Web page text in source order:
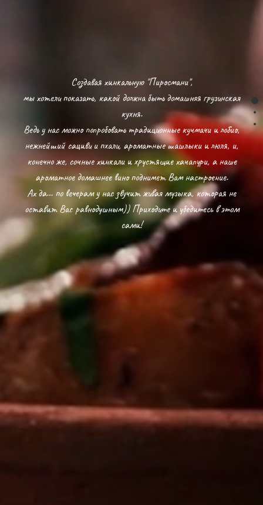
Создавая хинкальную "Пиросмани",
мы хотели показать, какой должна быть домашняя грузинская
кухня.
Ведь у нас можно попробовать традиционные кучмачи и лобио,
нежнейший сациви и пхали, ароматные шашлыки и люля, и,
конечно же, сочные хинкали и хрустящие хачапури, а наше
ароматное домашнее вино поднимет Вам настроение.
Ах да… по вечерам у нас звучит живая музыка, которая не
оставит Вас равнодушным)) Приходите и убедитесь в этом
сами!